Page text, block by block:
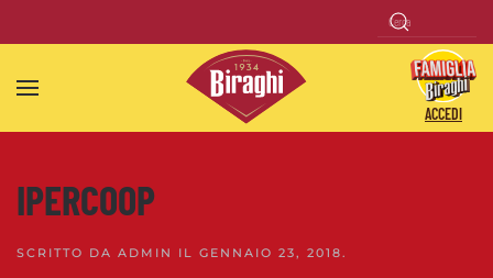
Skip to main content
ACCEDI
IPERCOOP
SCRITTO DA ADMIN IL GENNAIO 23, 2018.